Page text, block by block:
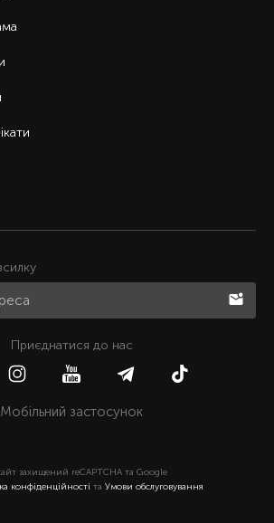
Приєднатися до нас
Мобільний застосунок
захищений reCAPTCHA та Google
конфіденційності та Умови обслуговування